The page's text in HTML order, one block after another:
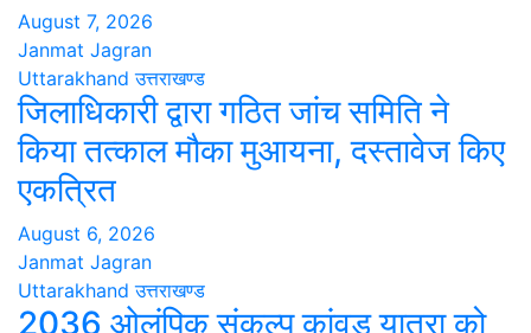
August 7, 2026
Janmat Jagran
Uttarakhand उत्तराखण्ड
जिलाधिकारी द्वारा गठित जांच समिति ने
किया तत्काल मौका मुआयना, दस्तावेज किए
एकत्रित
August 6, 2026
Janmat Jagran
Uttarakhand उत्तराखण्ड
2036 ओलंपिक संकल्प कांवड़ यात्रा को